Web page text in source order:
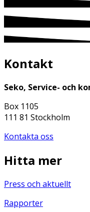
Kontakt
Seko, Service- och
Box 1105
111 81 Stockholm
Kontakta oss
Hitta mer
Press och aktuellt
Rapporter